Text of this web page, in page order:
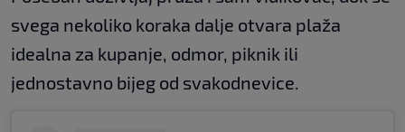
svega nekoliko koraka dalje otvara plaža
idealna za kupanje, odmor, piknik ili
jednostavno bijeg od svakodnevice.